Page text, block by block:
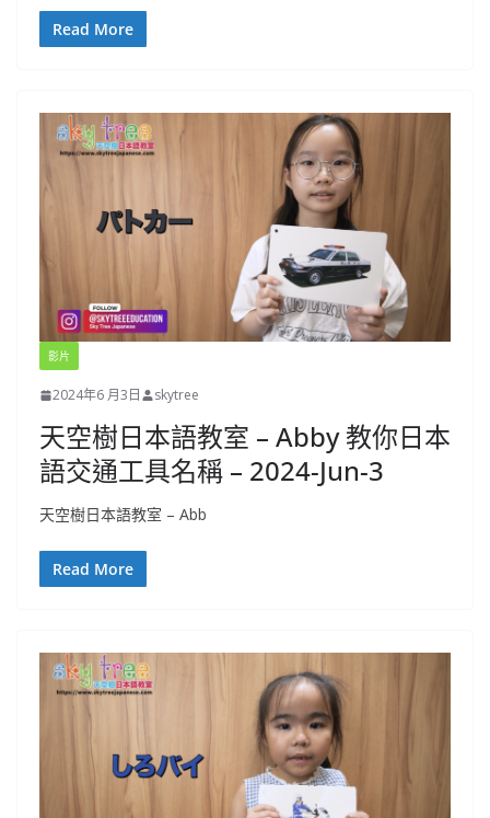
Read More
影片
2024年6 月3日 skytree
天空樹日本語教室 – Abby 教你日本
語交通工具名稱 – 2024-Jun-3
天空樹日本語教室 – Abb
Read More